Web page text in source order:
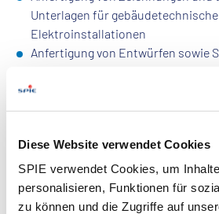
Diese Website verwendet Cookies
SPIE verwendet Cookies, um
personalisieren, Funktionen für
zu können und die Zugriffe auf
Unterlagen für
Elektroinstallationen
Anfertigung von Entwürfen sowie
Erstellung von Montage- und
Erstellung von Laufkarten sowie
Beachtung der jeweils
Das bringst Du mit